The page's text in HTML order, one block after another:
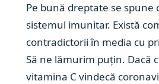
Pe bună dreptate se spune
sistemul imunitar. Există
contradictorii în media cu
Să ne lămurim puțin. Dacă
vitamina C vindecă